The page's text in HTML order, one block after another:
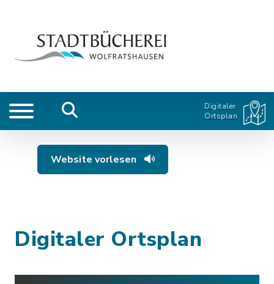
Digitaler
Ortsplan
Website vorlesen
Digitaler Ortsplan